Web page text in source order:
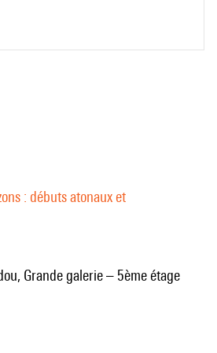
: débuts atonaux et